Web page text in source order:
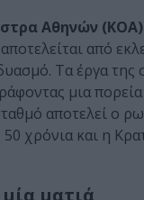
Αθηνών (ΚΟΑ)
από
Τα έργα της
μια
αποτελεί ο
χρόνια και η